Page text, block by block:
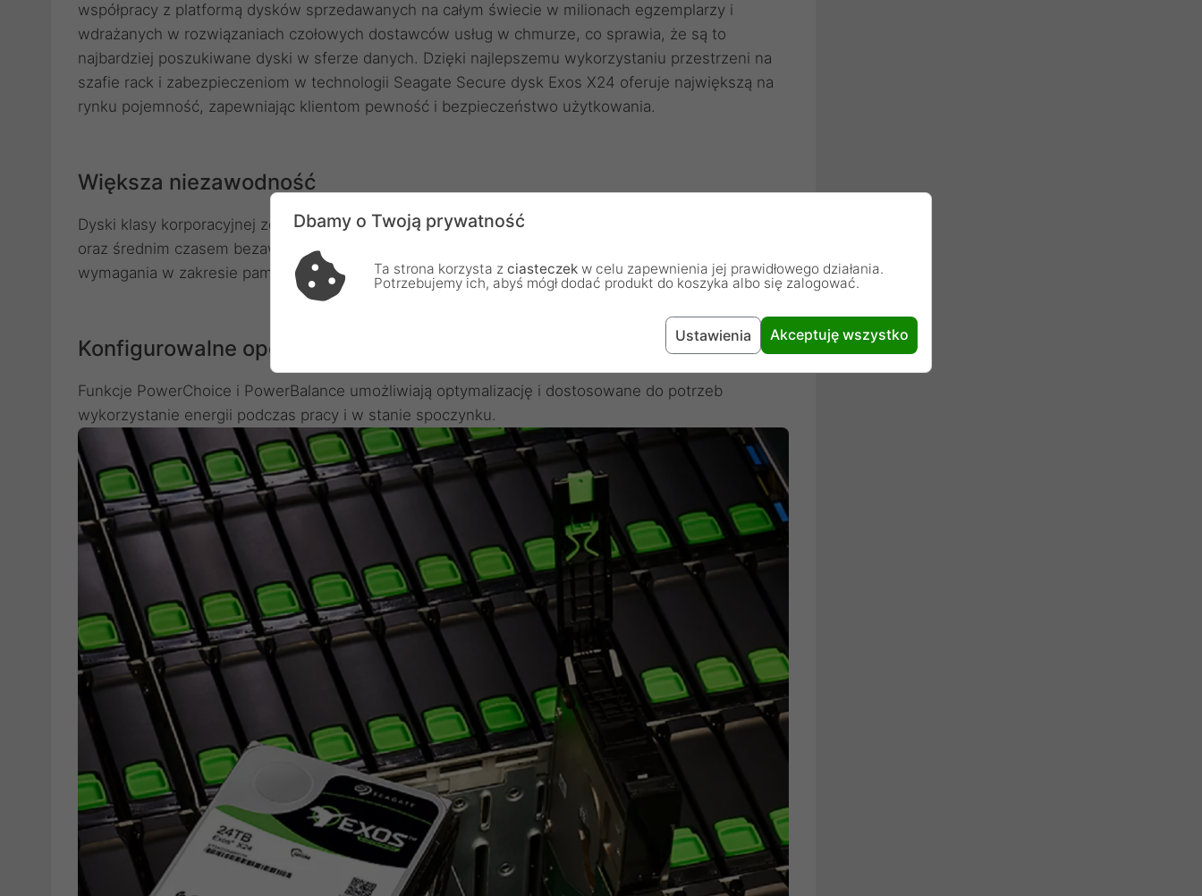
współpracy z platformą dysków sprzedawanych na całym świecie w milionach egzemplarzy i
wdrażanych w rozwiązaniach czołowych dostawców usług w chmurze, co sprawia, że są to
najbardziej poszukiwane dyski w sferze danych. Dzięki najlepszemu wykorzystaniu przestrzeni na
szafie rack i zabezpieczeniom w technologii Seagate Secure dysk Exos X24 oferuje największą na
rynku pojemność, zapewniając klientom pewność i bezpieczeństwo użytkowania.
Większa niezawodność
Dyski klasy korporacyjnej ze współczynnikiem obciążenia roboczego na poziomie 550 TB/rocznie
oraz średnim czasem bezawaryjnej pracy wynoszącym 2,5 mln godzin zaspokoją nawet największe
wymagania w zakresie pamięci masowej.
Konfigurowalne opcje zarządzania energią
Funkcje PowerChoice i PowerBalance umożliwiają optymalizację i dostosowane do potrzeb
wykorzystanie energii podczas pracy i w stanie spoczynku.
Dbamy o Twoją prywatność
Ta strona korzysta z ciasteczek w celu zapewnienia jej prawidłowego działania.
Potrzebujemy ich, abyś mógł dodać produkt do koszyka albo się zalogować.
Ustawienia Akceptuję wszystko